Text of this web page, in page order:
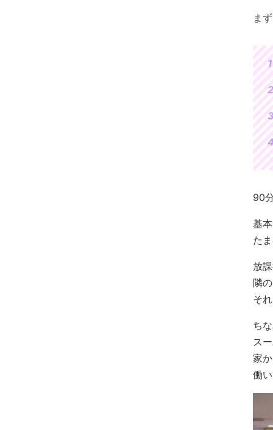
ま
90
基
た
放
隣
そ
ち
ス
家
働